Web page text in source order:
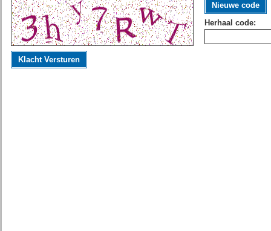
Nieuwe code
Herhaal code:
Klacht Versturen